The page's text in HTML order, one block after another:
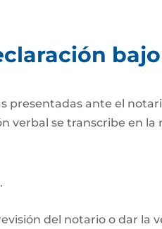
presentadas ante el
verbal se transcribe en la
del notario o dar la